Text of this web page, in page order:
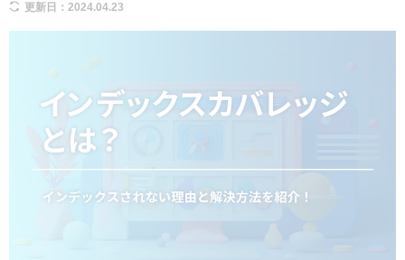
更新日：2024.04.23